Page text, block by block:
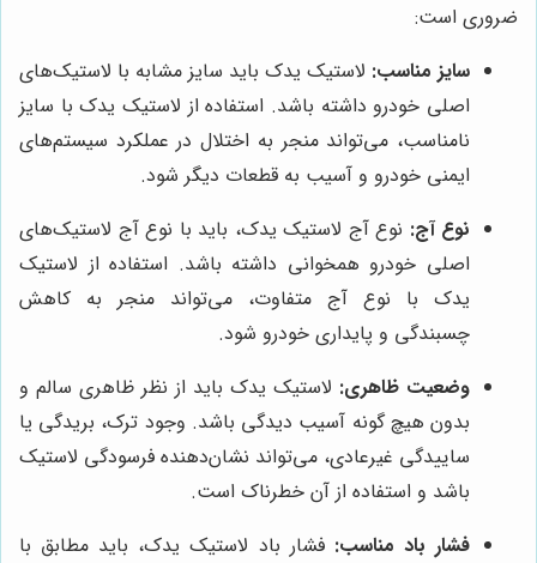
ضروری است:
سایز مناسب: لاستیک یدک باید سایز مشابه با لاستیک‌های
اصلی خودرو داشته باشد. استفاده از لاستیک یدک با سایز
نامناسب، می‌تواند منجر به اختلال در عملکرد سیستم‌های
ایمنی خودرو و آسیب به قطعات دیگر شود.
نوع آج: نوع آج لاستیک یدک، باید با نوع آج لاستیک‌های
اصلی خودرو همخوانی داشته باشد. استفاده از لاستیک
یدک با نوع آج متفاوت، می‌تواند منجر به کاهش
چسبندگی و پایداری خودرو شود.
وضعیت ظاهری: لاستیک یدک باید از نظر ظاهری سالم و
بدون هیچ گونه آسیب دیدگی باشد. وجود ترک، بریدگی یا
ساییدگی غیرعادی، می‌تواند نشان‌دهنده فرسودگی لاستیک
باشد و استفاده از آن خطرناک است.
فشار باد مناسب: فشار باد لاستیک یدک، باید مطابق با